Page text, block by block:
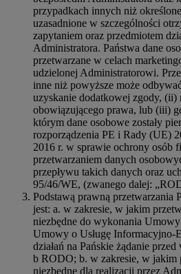
przypadkach innych niż
uzasadnione w szczególności
zapytaniem oraz przedmiotem
Administratora. Państwa dane
przetwarzane w celach
udzielonej Administratorowi.
inne niż powyższe może
uzyskanie dodatkowej zgody, (ii)
obowiązującego prawa, lub (iii)
którym dane osobowe zostały
rozporządzenia PE i Rady (UE)
2016 r. w sprawie ochrony osób
przetwarzaniem danych
przepływu takich danych oraz
95/46/WE, (zwanego dalej:
Podstawą prawną przetwarzania
jest: a. w zakresie, w jakim
niezbędne do wykonania
Umowy o Usługę Informacyjno-
działań na Pańskie żądanie
b RODO; b. w zakresie, w jakim
niezbędne dla realizacji przez